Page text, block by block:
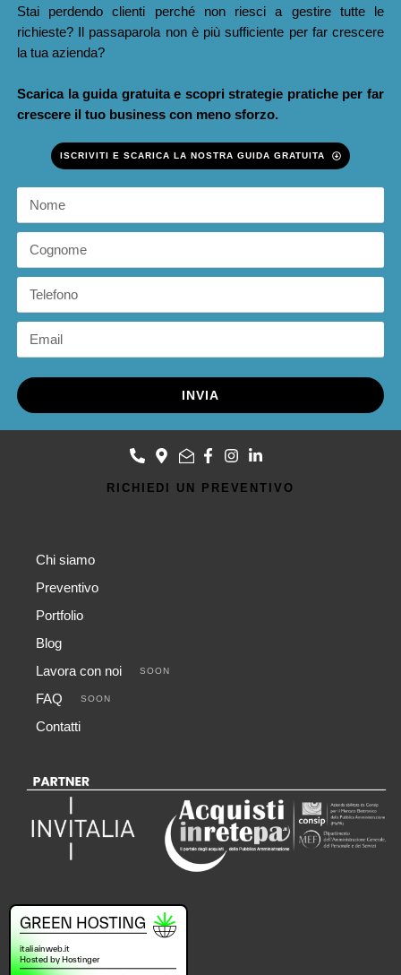
Stai perdendo clienti perché non riesci a gestire tutte le
richieste? Il passaparola non è più sufficiente per far crescere
la tua azienda?
Scarica la guida gratuita e scopri strategie pratiche per far
crescere il tuo business con meno sforzo.
ISCRIVITI E SCARICA LA NOSTRA GUIDA GRATUITA
INVIA
RICHIEDI UN PREVENTIVO
Chi siamo
Preventivo
Portfolio
Blog
Lavora con noi
SOON
FAQ SOON
Contatti